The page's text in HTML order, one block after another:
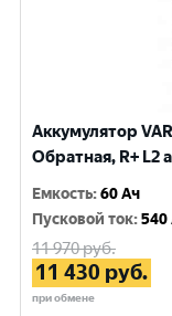
Аккумулятор
Обратная, R+ L2
Емкость:60 Ач
Пусковой ток:540
11 970руб.
11 430 руб.
при обмене